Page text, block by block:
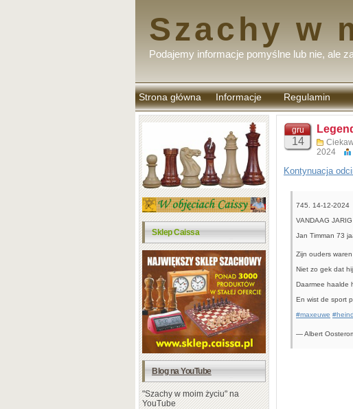
Szachy w
Podajemy informacje pomyślne lub nie, ale
Strona główna Informacje Regulamin
komentarzy
Sklep Caissa
Blog na YouTube
"Szachy w moim życiu" na
YouTube
gru
14
2024
Kontynuacja
745. 14-12-2024
VANDAAG JARIG
Jan Timman 73
Zijn ouders
Niet zo gek dat
Daarmee haalde
En wist de sport
#maxeuwe
— Albert